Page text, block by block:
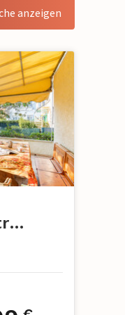
anzeigen
Marina di Pietrasanta